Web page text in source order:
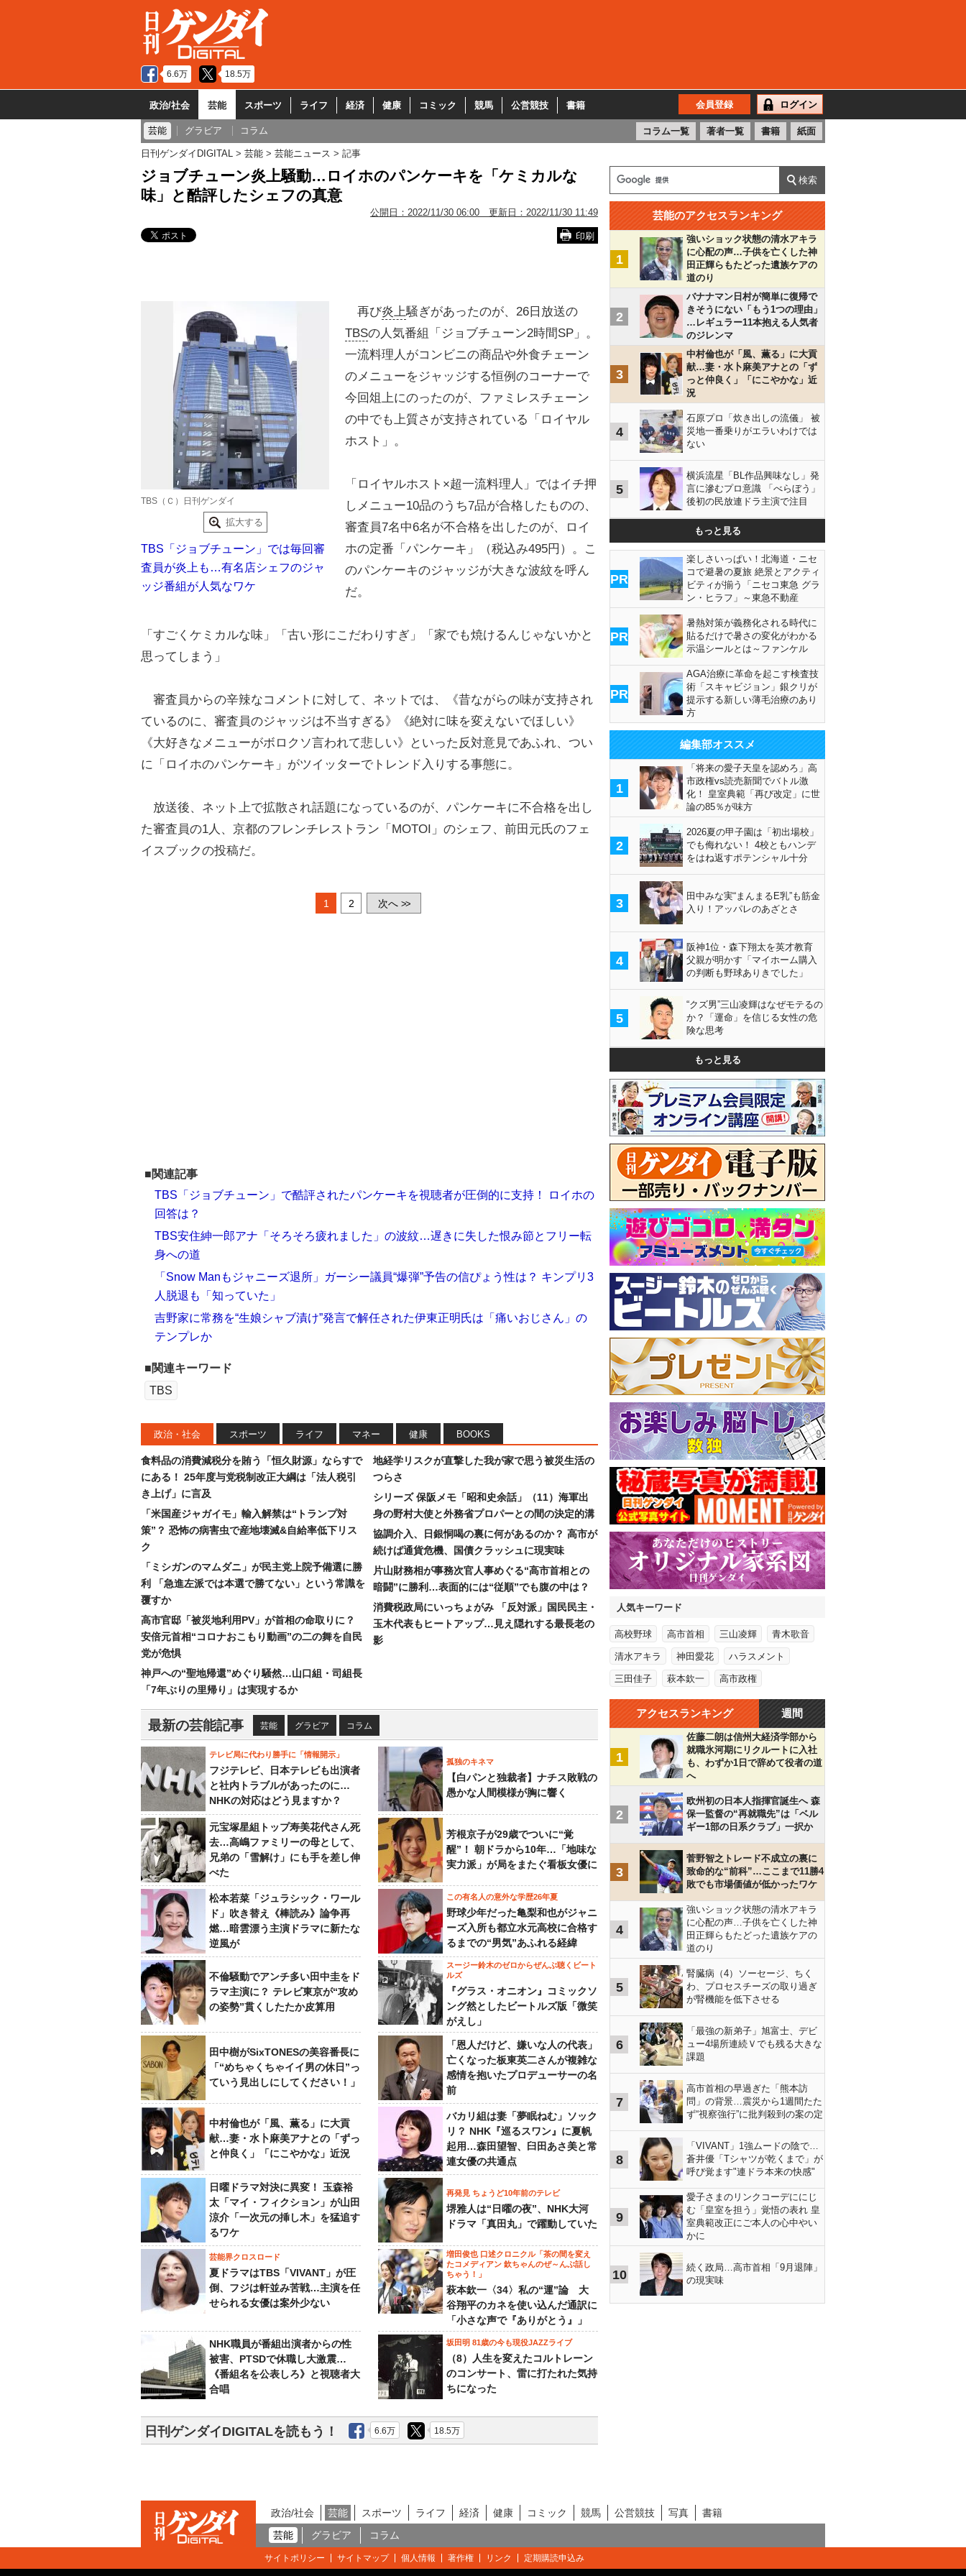
6.6万 18.5万
政治/社会 芸能 スポーツ ライフ 経済 健康 コミック 競馬 公営競技 書籍 会員登録 ログイン
芸能 グラビア コラム コラム一覧 著者一覧 書籍 紙面
日刊ゲンダイDIGITAL 芸能 芸能ニュース 記事
ジョブチューン炎上騒動…ロイホのパンケーキを「ケミカルな
味」と酷評したシェフの真意
公開日： 2022/11/30 06:00 更新日： 2022/11/30 11:49
印刷
TBS（Ｃ）日刊ゲンダイ
拡大する
TBS「ジョブチューン」では毎回審
査員が炎上も…有名店シェフのジャ
ッジ番組が人気なワケ
再び炎上騒ぎがあったのが、26日放送の
TBSの人気番組「ジョブチューン2時間SP」。
一流料理人がコンビニの商品や外食チェーン
のメニューをジャッジする恒例のコーナーで
今回俎上にのったのが、ファミレスチェーン
の中でも上質さが支持されている「ロイヤル
ホスト」。
「ロイヤルホスト×超一流料理人」ではイチ押
しメニュー10品のうち7品が合格したものの、
審査員7名中6名が不合格を出したのが、ロイ
ホの定番「パンケーキ」（税込み495円）。こ
のパンケーキのジャッジが大きな波紋を呼ん
だ。
「すごくケミカルな味」「古い形にこだわりすぎ」「家でも焼けるんじゃないかと
思ってしまう」
審査員からの辛辣なコメントに対して、ネットでは、《昔ながらの味が支持され
ているのに、審査員のジャッジは不当すぎる》《絶対に味を変えないでほしい》
《大好きなメニューがボロクソ言われて悲しい》といった反対意見であふれ、つい
に「ロイホのパンケーキ」がツイッターでトレンド入りする事態に。
放送後、ネット上で拡散され話題になっているのが、パンケーキに不合格を出し
た審査員の1人、京都のフレンチレストラン「MOTOI」のシェフ、前田元氏のフェ
イスブックの投稿だ。
1 2 次へ >>
■関連記事
TBS「ジョブチューン」で酷評されたパンケーキを視聴者が圧倒的に支持！ ロイホの
回答は？
TBS安住紳一郎アナ「そろそろ疲れました」の波紋…遅きに失した恨み節とフリー転
身への道
「Snow Manもジャニーズ退所」ガーシー議員“爆弾”予告の信ぴょう性は？ キンプリ3
人脱退も「知っていた」
吉野家に常務を“生娘シャブ漬け”発言で解任された伊東正明氏は「痛いおじさん」の
テンプレか
■関連キーワード
TBS
政治・社会 スポーツ ライフ マネー 健康 BOOKS
食料品の消費減税分を賄う「恒久財源」ならすで
にある！ 25年度与党税制改正大綱は「法人税引
き上げ」に言及
「米国産ジャガイモ」輸入解禁は“トランプ対
策”？ 恐怖の病害虫で産地壊滅&自給率低下リス
ク
「ミシガンのマムダニ」が民主党上院予備選に勝
利 「急進左派では本選で勝てない」という常識を
覆すか
高市官邸「被災地利用PV」が首相の命取りに？
安倍元首相“コロナおこもり動画”の二の舞を自民
党が危惧
神戸への“聖地帰還”めぐり騒然…山口組・司組長
「7年ぶりの里帰り」は実現するか
地経学リスクが直撃した我が家で思う被災生活の
つらさ
シリーズ 保阪メモ「昭和史余話」（11）海軍出
身の野村大使と外務省プロパーとの間の決定的溝
協調介入、日銀恫喝の裏に何があるのか？ 高市が
続けば通貨危機、国債クラッシュに現実味
片山財務相が事務次官人事めぐる“高市首相との
暗闘”に勝利…表面的には“従順”でも腹の中は？
消費税政局にいっちょがみ 「反対派」国民民主・
玉木代表もヒートアップ…見え隠れする最長老の
影
最新の芸能記事 芸能 グラビア コラム
テレビ局に代わり勝手に「情報開示」
フジテレビ、日本テレビも出演者
と社内トラブルがあったのに…
NHKの対応はどう見ますか？
孤独のキネマ
【白パンと独裁者】ナチス敗戦の
愚かな人間模様が胸に響く
元宝塚星組トップ寿美花代さん死
去…高嶋ファミリーの母として、
兄弟の「雪解け」にも手を差し伸
べた
芳根京子が29歳でついに“覚
醒”！ 朝ドラから10年…「地味な
実力派」が局をまたぐ看板女優に
松本若菜「ジュラシック・ワール
ド」吹き替え《棒読み》論争再
燃…暗雲漂う主演ドラマに新たな
逆風が
この有名人の意外な学歴26年夏
野球少年だった亀梨和也がジャニ
ーズ入所も都立水元高校に合格す
るまでの“男気”あふれる経緯
不倫騒動でアンチ多い田中圭をド
ラマ主演に？ テレビ東京が“攻め
の姿勢”貫くしたたか皮算用
スージー鈴木のゼロからぜんぶ聴くビート
ルズ
『グラス・オニオン』コミックソ
ング然としたビートルズ版「微笑
がえし」
田中樹がSixTONESの美容番長に
「“めちゃくちゃイイ男の休日”っ
ていう見出しにしてください！」
「恩人だけど、嫌いな人の代表」
亡くなった板東英二さんが複雑な
感情を抱いたプロデューサーの名
前
中村倫也が「風、薫る」に大貢
献…妻・水卜麻美アナとの「ずっ
と仲良く」「にこやかな」近況
バカリ組は妻「夢眠ねむ」ソック
リ？ NHK『巡るスワン』に夏帆
起用…森田望智、臼田あさ美と常
連女優の共通点
日曜ドラマ対決に異変！ 玉森裕
太「マイ・フィクション」が山田
涼介「一次元の挿し木」を猛追す
るワケ
再発見 ちょうど10年前のテレビ
堺雅人は“日曜の夜”、NHK大河
ドラマ「真田丸」で躍動していた
芸能界クロスロード
夏ドラマはTBS「VIVANT」が圧
倒、フジは軒並み苦戦…主演を任
せられる女優は案外少ない
増田俊也 口述クロニクル「茶の間を変え
たコメディアン 欽ちゃんのぜ～んぶ話し
ちゃう！」
萩本欽一〈34〉私の“運”論 大
谷翔平のカネを使い込んだ通訳に
「小さな声で『ありがとう』」
NHK職員が番組出演者からの性
被害、PTSDで休職し大激震…
《番組名を公表しろ》と視聴者大
合唱
坂田明 81歳の今も現役JAZZライブ
（8）人生を変えたコルトレーン
のコンサート、雷に打たれた気持
ちになった
日刊ゲンダイDIGITALを読もう！ 6.6万 18.5万
芸能のアクセスランキング
1
強いショック状態の清水アキラ
に心配の声…子供を亡くした神
田正輝らもたどった遺族ケアの
道のり
2
バナナマン日村が簡単に復帰で
きそうにない「もう1つの理由」
…レギュラー11本抱える人気者
のジレンマ
3
中村倫也が「風、薫る」に大貢
献…妻・水卜麻美アナとの「ず
っと仲良く」「にこやかな」近
況
4
石原プロ「炊き出しの流儀」 被
災地一番乗りがエラいわけでは
ない
5
横浜流星「BL作品興味なし」発
言に滲むプロ意識 「べらぼう」
後初の民放連ドラ主演で注目
もっと見る
PR
楽しさいっぱい！北海道・ニセ
コで避暑の夏旅 絶景とアクティ
ビティが揃う「ニセコ東急 グラ
ン・ヒラフ」～東急不動産
PR
暑熱対策が義務化される時代に
貼るだけで暑さの変化がわかる
示温シールとは～ファンケル
PR
AGA治療に革命を起こす検査技
術「スキャビジョン」銀クリが
提示する新しい薄毛治療のあり
方
編集部オススメ
1
「将来の愛子天皇を認めろ」高
市政権vs読売新聞でバトル激
化！ 皇室典範「再び改定」に世
論の85％が味方
2
2026夏の甲子園は「初出場校」
でも侮れない！ 4校ともハンデ
をはね返すポテンシャル十分
3
田中みな実“まんまるE乳”も筋金
入り！アッパレのあざとさ
4
阪神1位・森下翔太を英才教育
父親が明かす「マイホーム購入
の判断も野球ありきでした」
5
“クズ男”三山凌輝はなぜモテるの
か？「運命」を信じる女性の危
険な思考
もっと見る
人気キーワード
高校野球 高市首相 三山凌輝 青木歌音
清水アキラ 神田愛花 ハラスメント
三田佳子 萩本欽一 高市政権
アクセスランキング 週間
1
佐藤二朗は信州大経済学部から
就職氷河期にリクルートに入社
も、わずか1日で辞めて役者の道
へ
2
欧州初の日本人指揮官誕生へ 森
保一監督の“再就職先”は「ベル
ギー1部の日系クラブ」一択か
3
菅野智之トレード不成立の裏に
致命的な“前科”…ここまで11勝4
敗でも市場価値が低かったワケ
4
強いショック状態の清水アキラ
に心配の声…子供を亡くした神
田正輝らもたどった遺族ケアの
道のり
5
腎臓病（4）ソーセージ、ちく
わ、プロセスチーズの取り過ぎ
が腎機能を低下させる
6
「最強の新弟子」旭富士、デビ
ュー4場所連続Ｖでも残る大きな
課題
7
高市首相の早過ぎた「熊本訪
問」の背景…震災から1週間たた
ず“視察強行”に批判殺到の案の定
8
「VIVANT」1強ムードの陰で…
蒼井優「Tシャツが乾くまで」が
呼び覚ます"連ドラ本来の快感"
9
愛子さまのリンクコーデににじ
む「皇室を担う」覚悟の表れ 皇
室典範改正にご本人の心中やい
かに
10
続く政局…高市首相「9月退陣」
の現実味
政治/社会 芸能 スポーツ ライフ 経済 健康 コミック 競馬 公営競技 写真
書籍
芸能
グラビア コラム
サイトポリシー サイトマップ 個人情報 著作権 リンク 定期購読申込み